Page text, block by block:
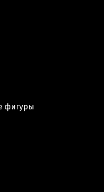
фигуры